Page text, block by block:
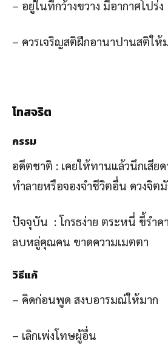
– อยู่ในที่กว้างขวาง มีอากาศโปร่ง
– ควรเจริญสติฝึกอานาปานสติให้
โทสจริต
กรรม
อดีตชาติ : เคยให้ทานแล้วนึกเสียด
ทำลายหรือจองจำชีวิตอื่น ดวงจิต
ปัจจุบัน : โกรธง่าย ตระหนี่ ขี้รำ
ลบหลู่คุณคน ขาดความเมตตา
วิธีแก้
– คิดก่อนพูด สงบอารมณ์ให้มาก
– เลิกเพ่งโทษผู้อื่น